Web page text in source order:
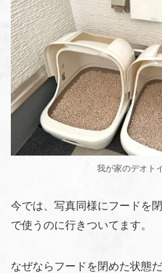
我が家のデオト
今では、写真同様にフードを
で使うのに行きついてます。
なぜならフードを閉めた状態